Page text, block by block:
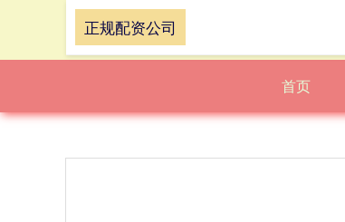
首页
正规配资公司